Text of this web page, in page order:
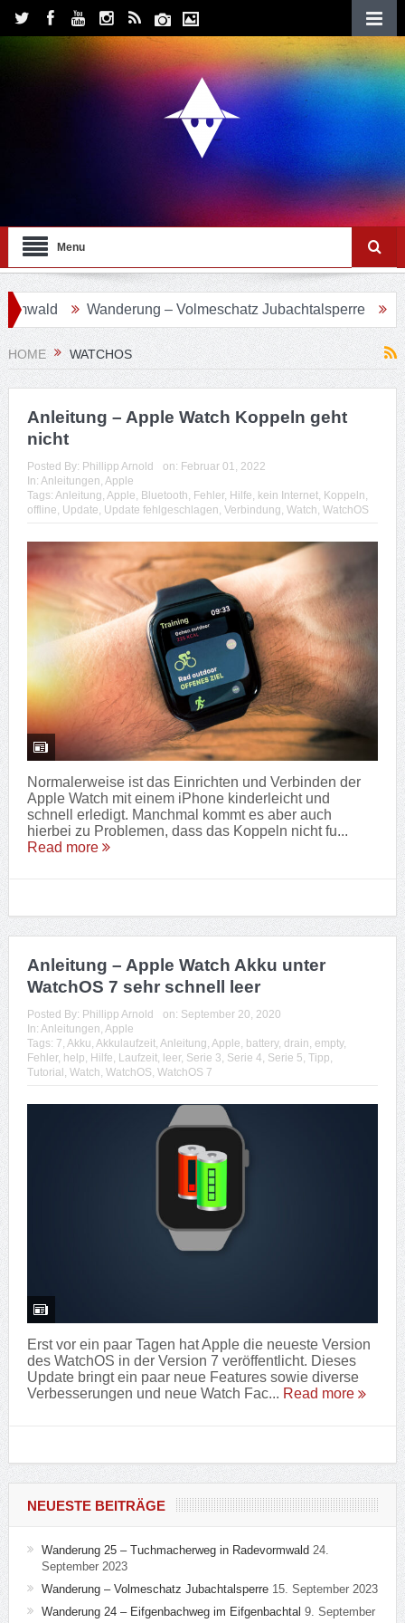
Menu
Wanderung – Volmeschatz Jubachtalsperre
HOME WATCHOS
Anleitung – Apple Watch Koppeln geht
nicht
Posted By: Phillipp Arnold on: Februar 01, 2022
In: Anleitungen Apple
Tags: Anleitung Apple Bluetooth Fehler, Hilfe kein Internet, Koppeln
offline Update Update fehlgeschlagen Verbindung Watch WatchOS
Normalerweise ist das Einrichten und Verbinden der
Apple Watch mit einem iPhone kinderleicht und
schnell erledigt. Manchmal kommt es aber auch
hierbei zu Problemen, dass das Koppeln nicht fu...
Read more
Anleitung – Apple Watch Akku unter
WatchOS 7 sehr schnell leer
Posted By: Phillipp Arnold on: September 20, 2020
In: Anleitungen, Apple
Tags: 7, Akku, Akkulaufzeit, Anleitung, Apple, battery, drain, empty,
Fehler, help, Hilfe, Laufzeit, leer, Serie 3, Serie 4, Serie 5, Tipp,
Tutorial , Watch, WatchOS, WatchOS 7
Erst vor ein paar Tagen hat Apple die neueste Version
des WatchOS in der Version 7 veröffentlicht. Dieses
Update bringt ein paar neue Features sowie diverse
Verbesserungen und neue Watch Fac... Read more
NEUESTE BEITRÄGE
Wanderung 25 – Tuchmacherweg in Radevormwald 24.
September 2023
Wanderung – Volmeschatz Jubachtalsperre 15. September 2023
Wanderung 24 – Eifgenbachweg im Eifgenbachtal 9. September